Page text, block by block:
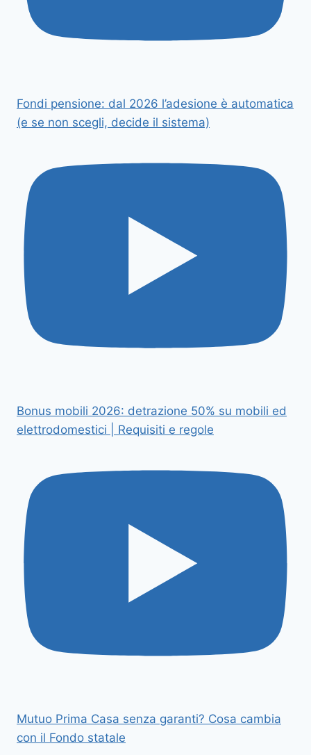
Fondi pensione: dal 2026 l’adesione è automatica
(e se non scegli, decide il sistema)
Bonus mobili 2026: detrazione 50% su mobili ed
elettrodomestici | Requisiti e regole
Mutuo Prima Casa senza garanti? Cosa cambia
con il Fondo statale